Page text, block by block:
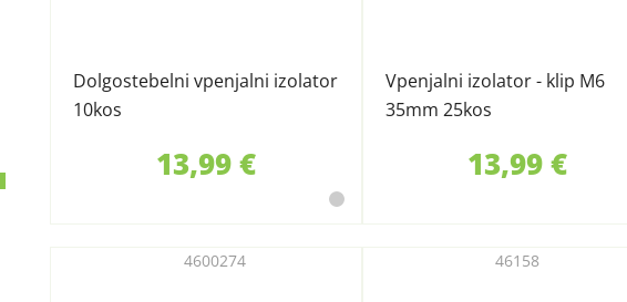
Dolgostebelni vpenjalni izolator
10kos
13,99 €
Vpenjalni izolator - klip M6
35mm 25kos
13,99 €
4600274 46158